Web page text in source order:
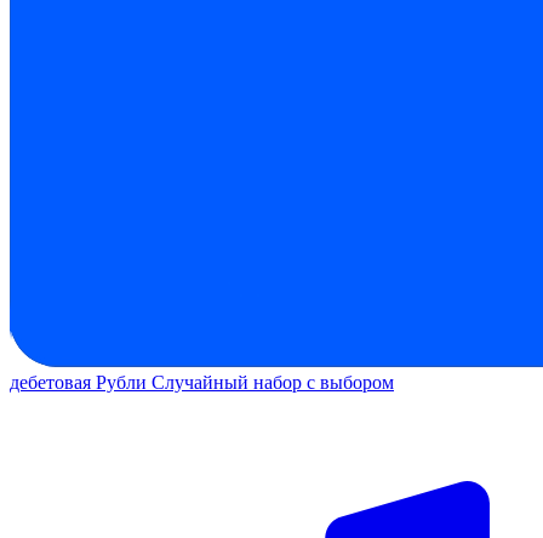
дебетовая Рубли Случайный набор с выбором